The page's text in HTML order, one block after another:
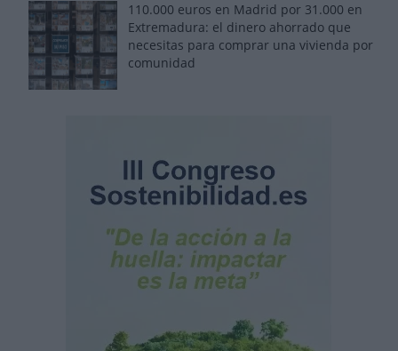
110.000 euros en Madrid por 31.000 en
Extremadura: el dinero ahorrado que
necesitas para comprar una vivienda por
comunidad